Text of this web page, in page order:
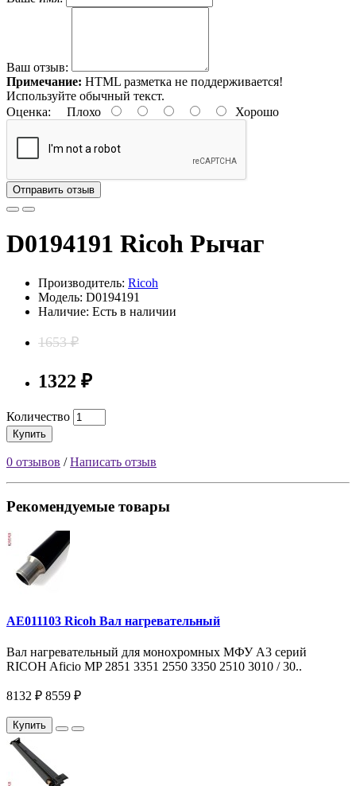
Ваш отзыв:
Примечание: HTML разметка не поддерживается!
Используйте обычный текст.
Оценка: Плохо Хорошо
Отправить отзыв
D0194191 Ricoh Рычаг
Производитель: Ricoh
Модель: D0194191
Наличие: Есть в наличии
1653 ₽
1322 ₽
Количество
Купить
0 отзывов /Написать отзыв
Рекомендуемые товары
AE011103 Ricoh Вал нагревательный
Вал нагревательный для монохромных МФУ A3 серий
RICOH Aficio MP 2851 3351 2550 3350 2510 3010 / 30..
8132 ₽ 8559 ₽
Купить